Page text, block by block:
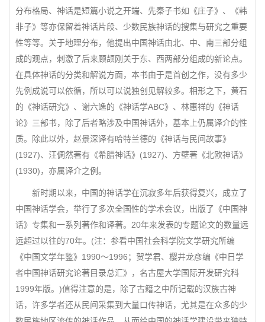
分布格局、神话是短篇小说之开端、先秦子书如《庄子》、《韩
非子》等亦保留着神话片段、少数民族神话的搜集与研究之重要
性等等。关于地理分布，他提出中国神话由北、中、南三部分组
成的观点，刺激了后来顾颉刚关于东、西两部分组成的新论点。
在具体神话的分类和解说方面，本书由于是首创之作，没有多少
先例成说可以依循，所以可以说独创见解较多。相形之下，黄石
的《神话研究》、谢六逸的《神话学ABC》、林惠祥的《神话
论》三部书，除了后者略涉及中国神话外，基本上仍属译介的性
质。除此以外，赵景深译有哈特兰德的《神话与民间故事》
(1927)、汪倜然著有《希腊神话》(1927)、方壁著《北欧神话》
(1930)，亦属译介之例。
新时期以来，中国的神话学在沉寂多年后获得复兴，成立了
中国神话学会，举行了多次全国性的学术会议，出版了《中国神
话》专集和一系列著作和译著。20年来发表的专题论文的数量远
远超过以往的70年。(注：参看中国社会科学院文学研究所编
《中国文学年鉴》1990～1996；贺学君、樱井龙彦编《中日学
者中国神话研究论著目录总汇》，名古屋大学国际开发研究科
1999年版。)值得注意的是，除了古籍之中所记载的汉族古神
话，许多学者还从民间采集到大量口传神话，尤其是在众多的少